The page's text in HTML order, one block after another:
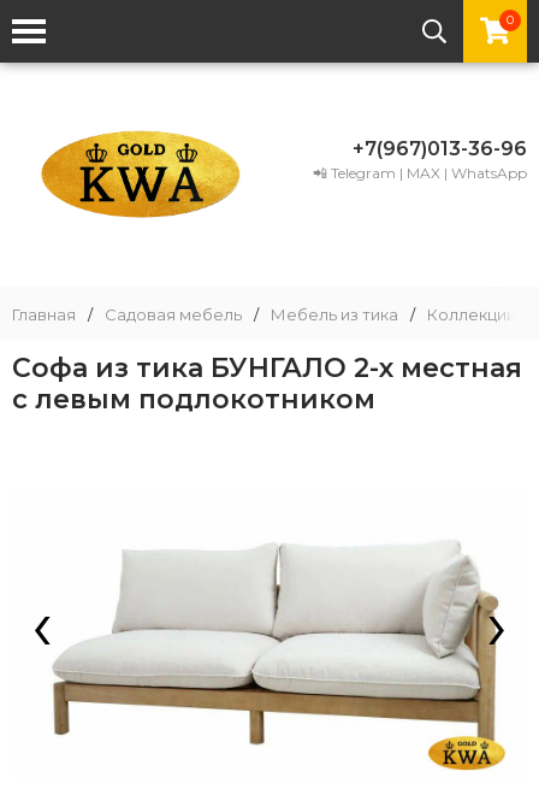
0
+7(967)013-36-96
📲 Telegram | MAX | WhatsApp
Главная / Садовая мебель / Мебель из тика / Коллекции
Софа из тика БУНГАЛО 2-х местная
с левым подлокотником
‹ ›